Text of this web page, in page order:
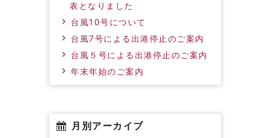
表となりました
台風10号について
台風7号による出港停止のご案内
台風５号による出港停止のご案内
年末年始のご案内
月別アーカイブ